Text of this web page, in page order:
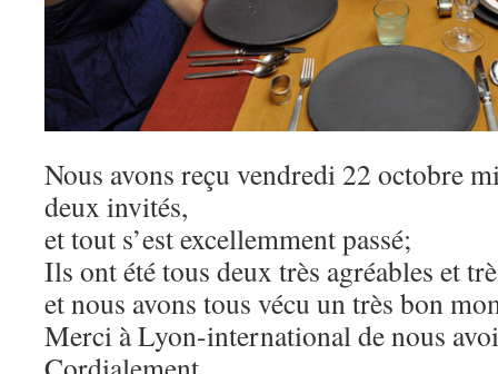
Nous avons reçu vendredi 22 octobre
deux invités,
et tout s’est excellemment passé;
Ils ont été tous deux très agréables et
et nous avons tous vécu un très bon
Merci à Lyon-international de nous